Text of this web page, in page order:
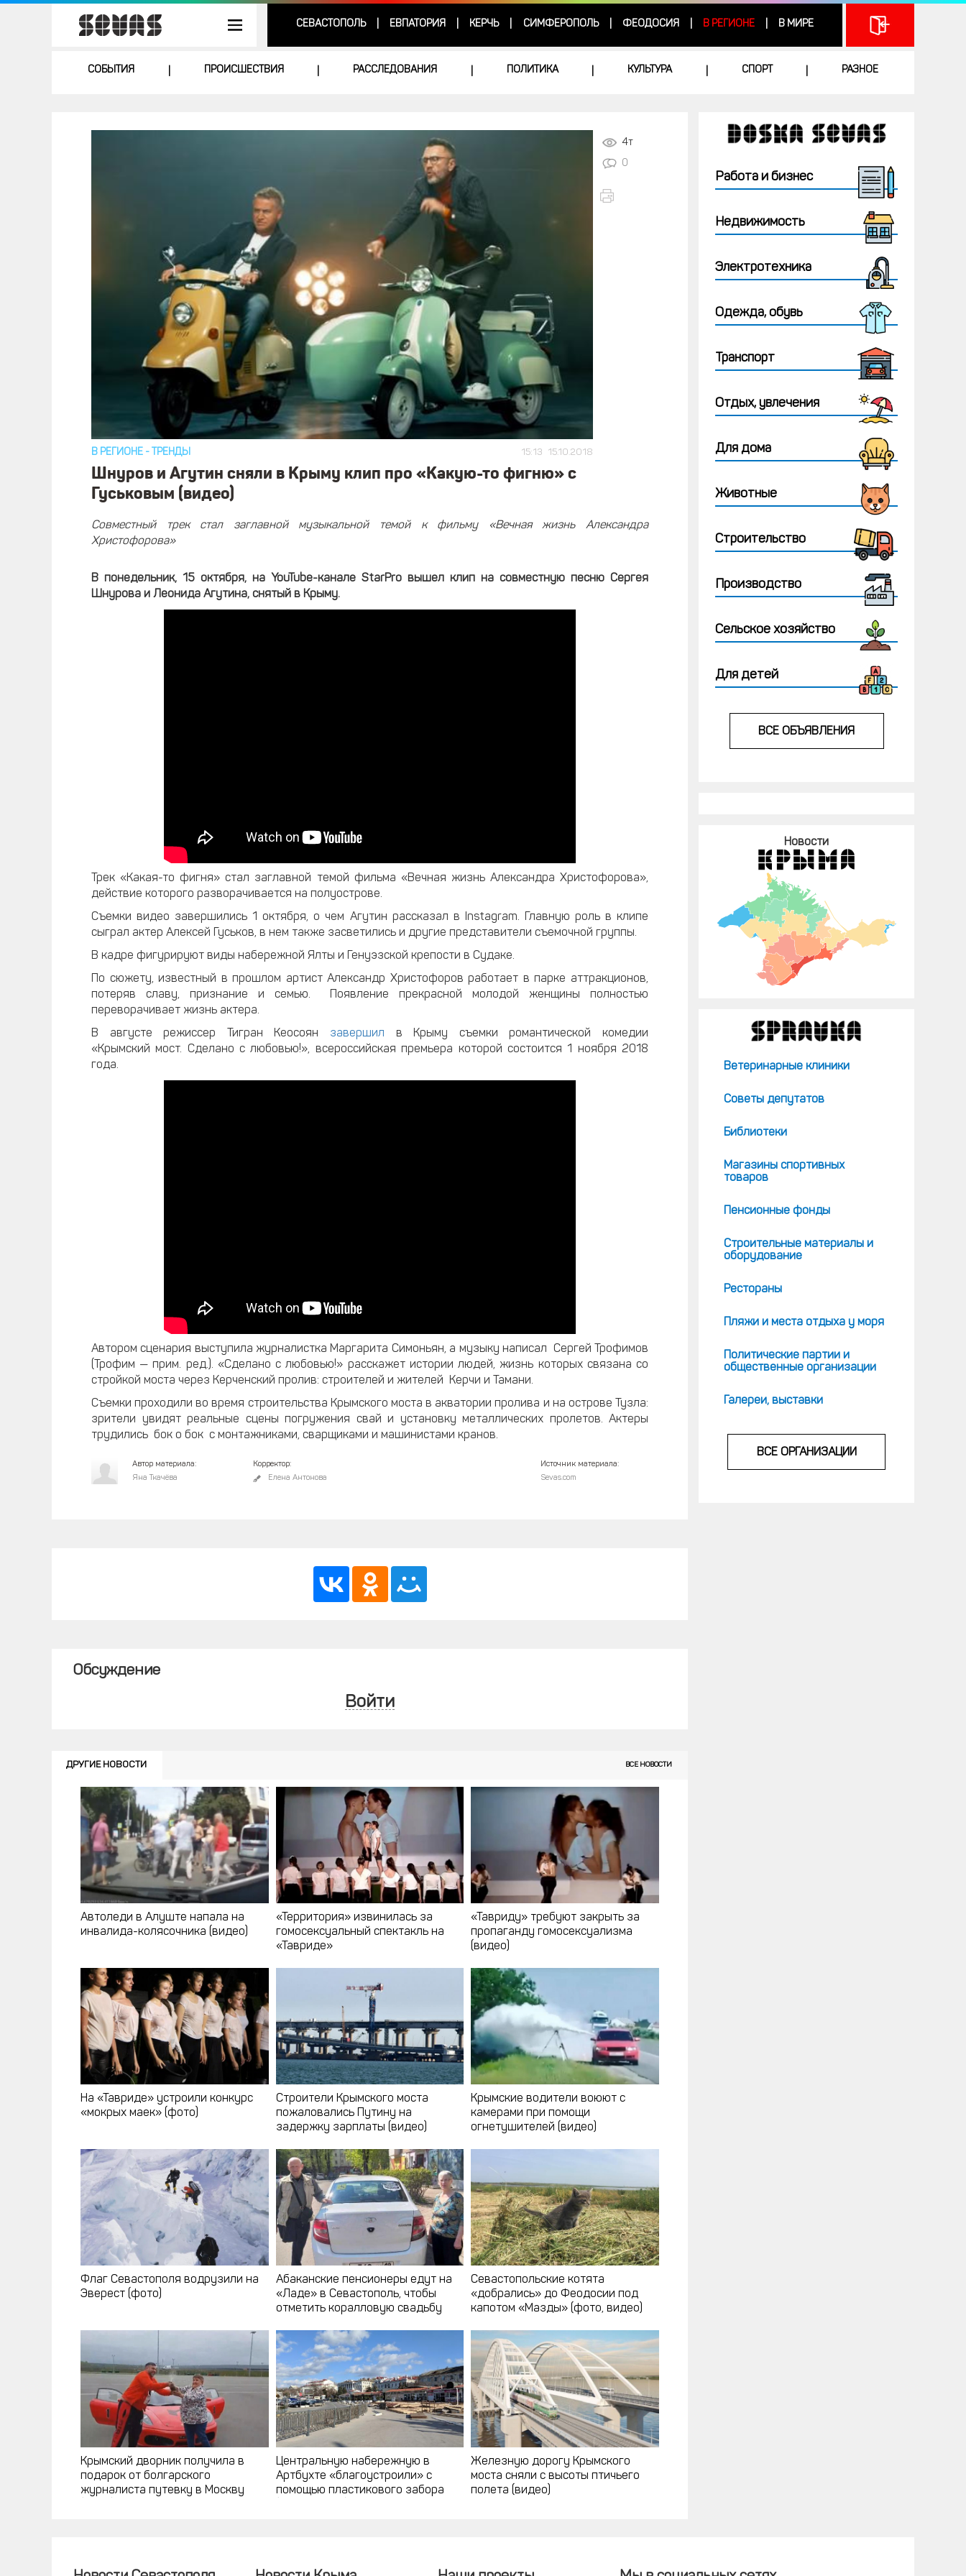
СЕВАСТОПОЛЬ ЕВПАТОРИЯ КЕРЧЬ СИМФЕРОПОЛЬ ФЕОДОСИЯ В РЕГИОНЕ В МИРЕ
СОБЫТИЯ ПРОИСШЕСТВИЯ РАССЛЕДОВАНИЯ ПОЛИТИКА КУЛЬТУРА СПОРТ РАЗНОЕ
15:13 15.10.2018
В РЕГИОНЕ - ТРЕНДЫ
4т
0
Шнуров и Агутин сняли в Крыму клип про «Какую-то фигню» с
Гуськовым (видео)
Совместный трек стал заглавной музыкальной темой к фильму «Вечная жизнь Александра
Христофорова»
В понедельник, 15 октября, на YouTube-канале StarPro вышел клип на совместную песню Сергея
Шнурова и Леонида Агутина, снятый в Крыму.
Трек «Какая-то фигня» стал заглавной темой фильма «Вечная жизнь Александра Христофорова»,
действие которого разворачивается на полуострове.
Съемки видео завершились 1 октября, о чем Агутин рассказал в Instagram. Главную роль в клипе
сыграл актер Алексей Гуськов, в нем также засветились и другие представители съемочной группы.
В кадре фигурируют виды набережной Ялты и Генуэзской крепости в Судаке.
По сюжету, известный в прошлом артист Александр Христофоров работает в парке аттракционов,
потеряв славу, признание и семью. Появление прекрасной молодой женщины полностью
переворачивает жизнь актера.
В августе режиссер Тигран Кеосоян завершил в Крыму съемки романтической комедии
«Крымский мост. Сделано с любовью!», всероссийская премьера которой состоится 1 ноября 2018
года.
Автором сценария выступила журналистка Маргарита Симоньян, а музыку написал Сергей Трофимов
(Трофим — прим. ред.). «Сделано с любовью!» расскажет истории людей, жизнь которых связана со
стройкой моста через Керченский пролив: строителей и жителей Керчи и Тамани.
Съемки проходили во время строительства Крымского моста в акватории пролива и на острове Тузла:
зрители увидят реальные сцены погружения свай и установку металлических пролетов. Актеры
трудились бок о бок с монтажниками, сварщиками и машинистами кранов.
Автор материала:
Яна Ткачёва
Корректор:
Елена Антонова
Источник материала:
Sevas.com
Обсуждение
Войти
Автоледи в Алуште напала на
инвалида-колясочника (видео)
«Территория» извинилась за
гомосексуальный спектакль на
«Тавриде»
«Тавриду» требуют закрыть за
пропаганду гомосексуализма
(видео)
На «Тавриде» устроили конкурс
«мокрых маек» (фото)
Строители Крымского моста
пожаловались Путину на
задержку зарплаты (видео)
Крымские водители воюют с
камерами при помощи
огнетушителей (видео)
Флаг Севастополя водрузили на
Эверест (фото)
Абаканские пенсионеры едут на
«Ладе» в Севастополь, чтобы
отметить коралловую свадьбу
Севастопольские котята
«добрались» до Феодосии под
капотом «Мазды» (фото, видео)
Крымский дворник получила в
подарок от болгарского
журналиста путевку в Москву
Центральную набережную в
Артбухте «благоустроили» с
помощью пластикового забора
Железную дорогу Крымского
моста сняли с высоты птичьего
полета (видео)
ДРУГИЕ НОВОСТИ ВСЕ НОВОСТИ
Работа и бизнес
Недвижимость
Электротехника
Одежда, обувь
Транспорт
Отдых, увлечения
Для дома
Животные
Строительство
Производство
Сельское хозяйство
Для детей
ВСЕ ОБЪЯВЛЕНИЯ
Новости
Ветеринарные клиники
Советы депутатов
Библиотеки
Магазины спортивных
товаров
Пенсионные фонды
Строительные материалы и
оборудование
Рестораны
Пляжи и места отдыха у моря
Политические партии и
общественные организации
Галереи, выставки
ВСЕ ОРГАНИЗАЦИИ